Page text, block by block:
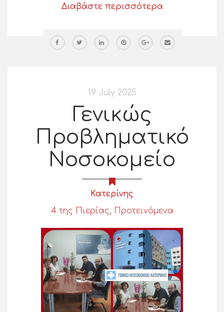
Διαβάστε περισσότερα
19 July 2025
Γενικώς
Προβληματικό
Νοσοκομείο
Κατερίνης
4 της Πιερίας, Προτεινόμενα